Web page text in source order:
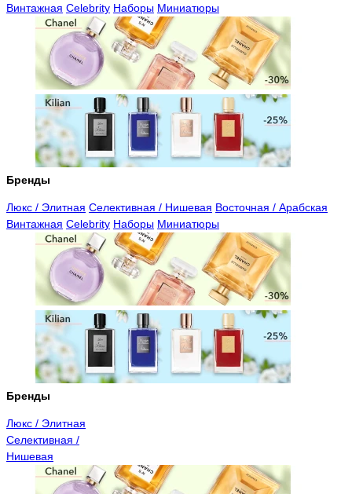
Винтажная Celebrity Наборы Миниатюры
Бренды
Люкс / Элитная Селективная / Нишевая Восточная / Арабская
Винтажная Celebrity Наборы Миниатюры
Бренды
Люкс / Элитная
Селективная /
Нишевая